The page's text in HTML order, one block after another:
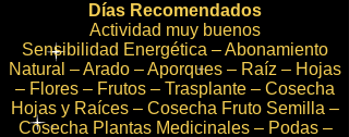
Días Recomendados
Actividad muy buenos
Sensibilidad Energética – Abonamiento
Natural – Arado – Aporques – Raíz – Hojas
– Flores – Frutos – Trasplante – Cosecha
Hojas y Raíces – Cosecha Fruto Semilla –
Cosecha Plantas Medicinales – Podas –